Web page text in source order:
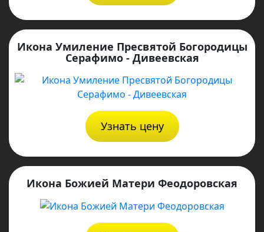
Икона Умиление Пресвятой Богородицы
Серафимо - Дивеевская
Узнать цену
Икона Божией Матери Феодоровская